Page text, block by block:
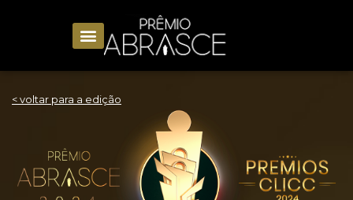
< voltar para a edição